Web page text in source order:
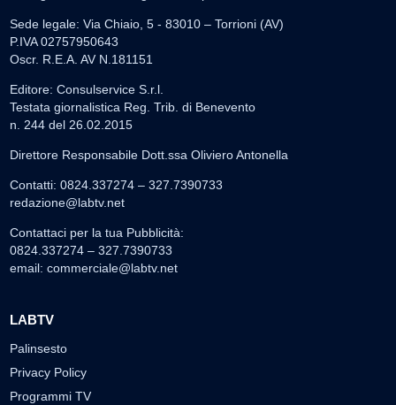
Sede legale: Via Chiaio, 5 - 83010 – Torrioni (AV)
P.IVA 02757950643
Oscr. R.E.A. AV N.181151
Editore: Consulservice S.r.l.
Testata giornalistica Reg. Trib. di Benevento
n. 244 del 26.02.2015
Direttore Responsabile Dott.ssa Oliviero Antonella
Contatti: 0824.337274 – 327.7390733
redazione@labtv.net
Contattaci per la tua Pubblicità:
0824.337274 – 327.7390733
email: commerciale@labtv.net
LABTV
Palinsesto
Privacy Policy
Programmi TV